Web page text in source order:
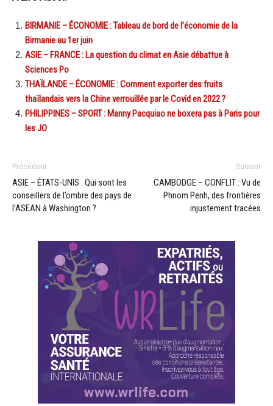
BIRMANIE – ÉCONOMIE : Tableau de bord de l’économie de la
Birmanie au 1er juin
ASIE – FRANCE : La question du climat en Asie débattue à
Sciences Po
THAÏLANDE – ÉCONOMIE : Comment exporter des fruits
thaïlandais vers la Chine verrouillée par le Covid en 2022 ?
PHILIPPINES – SPORT : Manny Pacquiao ne boxera pas à Paris pour
les JO
Précédent
ASIE – ÉTATS-UNIS : Qui sont les
conseillers de l’ombre des pays de
l’ASEAN à Washington ?
Suivant
CAMBODGE – CONFLIT : Vu de
Phnom Penh, des frontières
injustement tracées